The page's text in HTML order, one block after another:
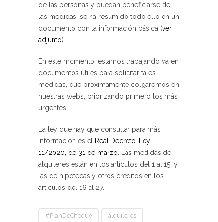
de las personas y puedan beneficiarse de
las medidas, se ha resumido todo ello en un
documento con la información básica (ver
adjunto).
En este momento, estamos trabajando ya en
documentos útiles para solicitar tales
medidas, que próximamente colgaremos en
nuestras webs, priorizando primero los más
urgentes.
La ley que hay que consultar para más
información es el Real Decreto-Ley
11/2020, de 31 de marzo. Las medidas de
alquileres están en los artículos del 1 al 15, y
las de hipotecas y otros créditos en los
artículos del 16 al 27.
#PlanDeChoque alquileres